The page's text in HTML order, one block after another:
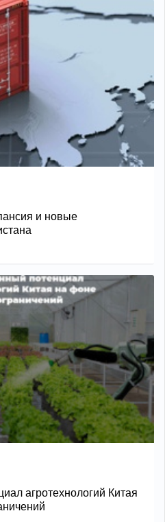
и новые
агротехнологий Китая